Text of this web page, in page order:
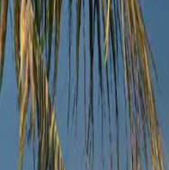
Alquilar
Calculadora de hipotecas